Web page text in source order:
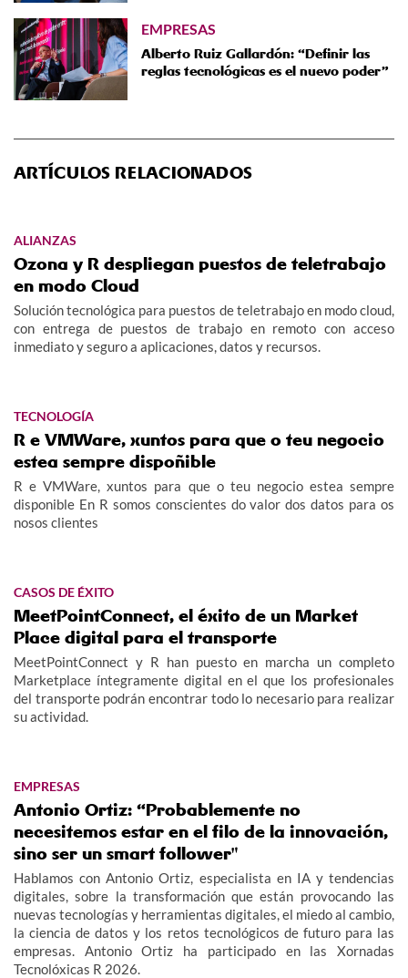
EMPRESAS
Alberto Ruiz Gallardón: “Definir las
reglas tecnológicas es el nuevo poder”
ARTÍCULOS RELACIONADOS
ALIANZAS
Ozona y R despliegan puestos de teletrabajo
en modo Cloud
Solución tecnológica para puestos de teletrabajo en modo cloud,
con entrega de puestos de trabajo en remoto con acceso
inmediato y seguro a aplicaciones, datos y recursos.
TECNOLOGÍA
R e VMWare, xuntos para que o teu negocio
estea sempre dispoñible
R e VMWare, xuntos para que o teu negocio estea sempre
disponible En R somos conscientes do valor dos datos para os
nosos clientes
CASOS DE ÉXITO
MeetPointConnect, el éxito de un Market
Place digital para el transporte
MeetPointConnect y R han puesto en marcha un completo
Marketplace íntegramente digital en el que los profesionales
del transporte podrán encontrar todo lo necesario para realizar
su actividad.
EMPRESAS
Antonio Ortiz: “Probablemente no
necesitemos estar en el filo de la innovación,
sino ser un smart follower"
Hablamos con Antonio Ortiz, especialista en IA y tendencias
digitales, sobre la transformación que están provocando las
nuevas tecnologías y herramientas digitales, el miedo al cambio,
la ciencia de datos y los retos tecnológicos de futuro para las
empresas. Antonio Ortiz ha participado en las Xornadas
Tecnolóxicas R 2026.